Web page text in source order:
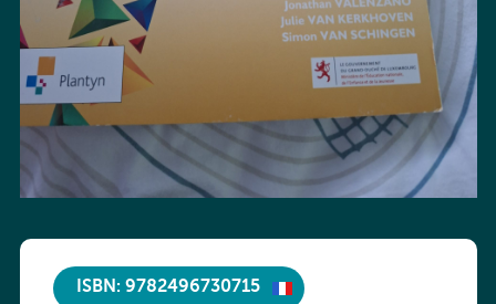
ISBN: 9782496730715